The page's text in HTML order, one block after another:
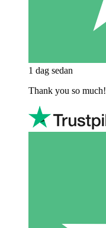
1 dag sedan
Thank you so much!